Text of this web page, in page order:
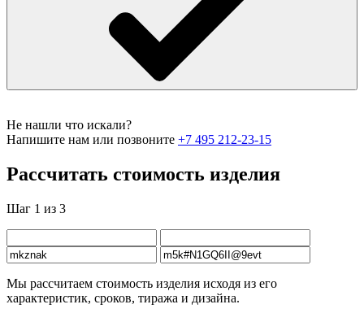
Не нашли что искали?
Напишите нам или позвоните +7 495 212-23-15
Рассчитать стоимость изделия
Шаг 1 из 3
Мы рассчитаем стоимость изделия исходя из его
характеристик, сроков, тиража и дизайна.